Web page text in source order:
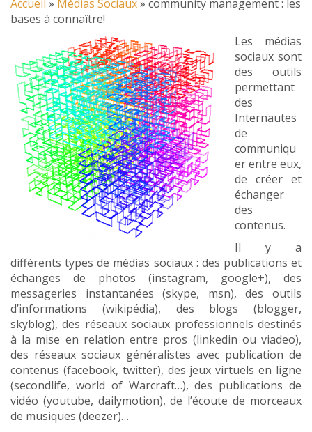
Accueil » Médias Sociaux» community management : les
bases à connaître!
Les médias
sociaux sont
des outils
permettant
des
Internautes
de
communiqu
er entre eux,
de créer et
échanger
des
contenus.
Il y a
différents types de médias sociaux : des publications et
échanges de photos (instagram, google+), des
messageries instantanées (skype, msn), des outils
d’informations (wikipédia), des blogs (blogger,
skyblog), des réseaux sociaux professionnels destinés
à la mise en relation entre pros (linkedin ou viadeo),
des réseaux sociaux généralistes avec publication de
contenus (facebook, twitter), des jeux virtuels en ligne
(secondlife, world of Warcraft…), des publications de
vidéo (youtube, dailymotion), de l’écoute de morceaux
de musiques (deezer)…